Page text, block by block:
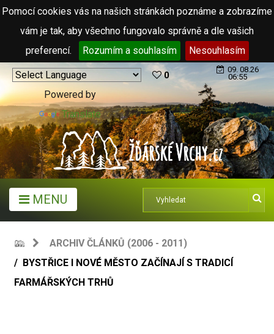
Pomocí cookies vás na našich stránkách poznáme a zobrazíme
vám je tak, aby všechno fungovalo správně a dle vašich
preferencí.
Rozumím a souhlasím Nesouhlasím
Powered by
Translate
0
09. 08.26
06:55
MENU
ARCHIV ČLÁNKŮ (2006 - 2011)
BYSTŘICE I NOVÉ MĚSTO ZAČÍNAJÍ S TRADICÍ
FARMÁŘSKÝCH TRHŮ